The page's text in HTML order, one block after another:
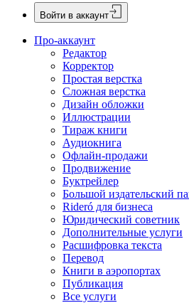
Войти в аккаунт
Про-аккаунт
Редактор
Корректор
Простая верстка
Сложная верстка
Дизайн обложки
Иллюстрации
Тираж книги
Аудиокнига
Офлайн-продажи
Продвижение
Буктрейлер
Большой издательский
Rideró для бизнеса
Юридический советник
Дополнительные услуги
Расшифровка текста
Перевод
Книги в аэропортах
Публикация
Все услуги